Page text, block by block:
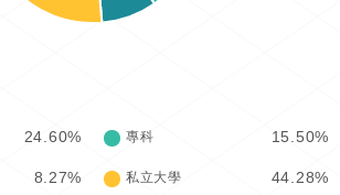
24.60% 專科 15.50%
8.27% 私立大學 44.28%